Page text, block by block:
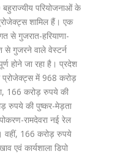
परियोजनाओं के
शामिल हैं। एक
से गुजरात-हरियाणा-
से गुजरने वाले वेस्टर्न
होने जा रहा है। प्रदेश
प्रोजेक्ट्स में 968 करोड़
166 करोड़ रुपये की
रुपये की पुष्कर-मेड़ता
रामदेवरा नई रेल
वहीं, 166 करोड़ रुपये
एवं कार्यशाला डिपो